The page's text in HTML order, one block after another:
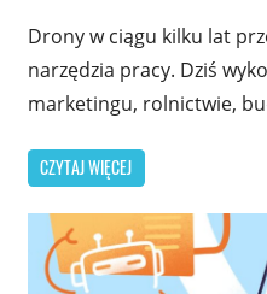
Drony w ciągu kilku lat
narzędzia pracy. Dziś
marketingu, rolnictwie,
CZYTAJ WIĘCEJ